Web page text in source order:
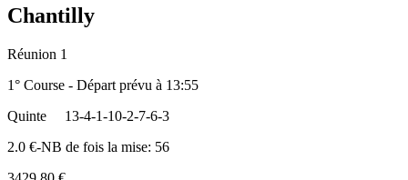
Chantilly
Réunion 1
1° Course - Départ prévu à 13:55
Quinte
13-4-1-10-2-7-6-3
2.0 €-NB de fois la mise: 56